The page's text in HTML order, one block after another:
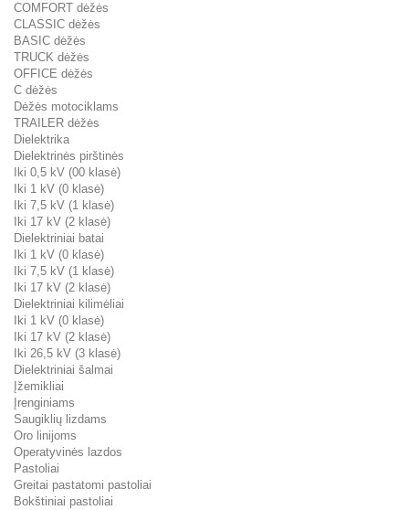
COMFORT dėžės
CLASSIC dėžės
BASIC dėžės
TRUCK dėžės
OFFICE dėžės
C dėžės
Dėžės motociklams
TRAILER dėžės
Dielektrika
Dielektrinės pirštinės
Iki 0,5 kV (00 klasė)
Iki 1 kV (0 klasė)
Iki 7,5 kV (1 klasė)
Iki 17 kV (2 klasė)
Dielektriniai batai
Iki 1 kV (0 klasė)
Iki 7,5 kV (1 klasė)
Iki 17 kV (2 klasė)
Dielektriniai kilimėliai
Iki 1 kV (0 klasė)
Iki 17 kV (2 klasė)
Iki 26,5 kV (3 klasė)
Dielektriniai šalmai
Įžemikliai
Įrenginiams
Saugiklių lizdams
Oro linijoms
Operatyvinės lazdos
Pastoliai
Greitai pastatomi pastoliai
Bokštiniai pastoliai